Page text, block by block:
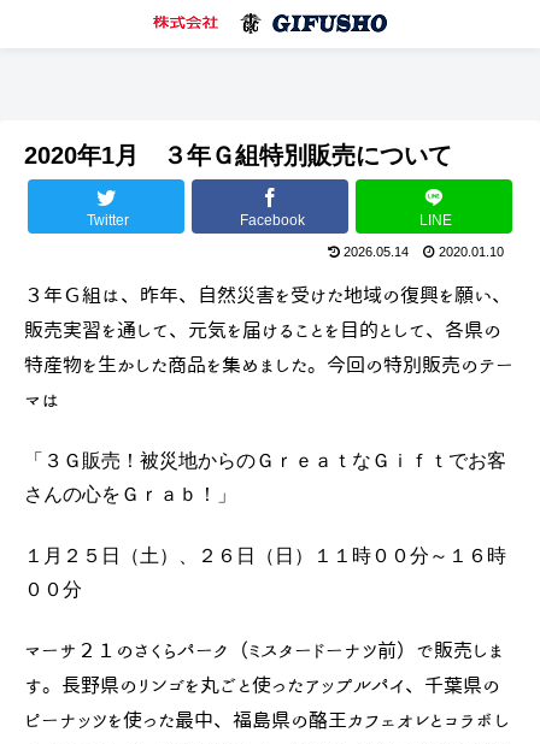
2020年1月 ３年Ｇ組特別販売について
Twitter Facebook LINE
2026.05.14 2020.01.10
３年Ｇ組は、昨年、自然災害を受けた地域の復興を願い、
販売実習を通して、元気を届けることを目的として、各県の
特産物を生かした商品を集めました。今回の特別販売のテー
マは
「３Ｇ販売！被災地からのＧｒｅａｔなＧｉｆｔでお客
さんの心をＧｒａｂ！」
１月２５日（土）、２６日（日）１１時００分～１６時
００分
マーサ２１のさくらパーク（ミスタードーナツ前）で販売しま
す。長野県のリンゴを丸ごと使ったアップルパイ、千葉県の
ピーナッツを使った最中、福島県の酪王カフェオレとコラボし